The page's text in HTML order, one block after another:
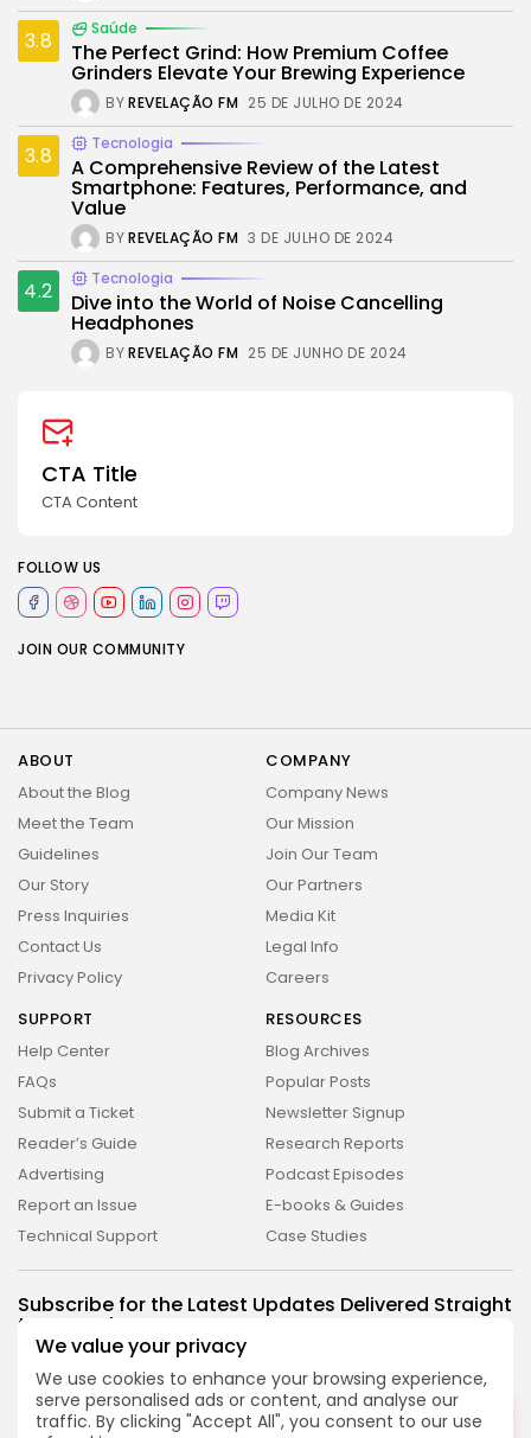
We value your privacy
We use cookies to enhance your browsing experience,
serve personalised ads or content, and analyse our
traffic. By clicking "Accept All", you consent to our use
3.8 Saúde
The Perfect Grind: How Premium Coffee
Grinders Elevate Your Brewing Experience
BYREVELAÇÃO FM 25 DE JULHO DE 2024
3.8 Tecnologia
A Comprehensive Review of the Latest
Smartphone: Features, Performance, and
Value
BYREVELAÇÃO FM 3 DE JULHO DE 2024
4.2 Tecnologia
Dive into the World of Noise Cancelling
Headphones
BYREVELAÇÃO FM 25 DE JUNHO DE 2024
CTA Title
CTA Content
FOLLOW US
JOIN OUR COMMUNITY
ABOUT
About the Blog
Meet the Team
Guidelines
Our Story
Press Inquiries
Contact Us
Privacy Policy
COMPANY
Company News
Our Mission
Join Our Team
Our Partners
Media Kit
Legal Info
Careers
SUPPORT
Help Center
FAQs
Submit a Ticket
Reader’s Guide
Advertising
Report an Issue
Technical Support
RESOURCES
Blog Archives
Popular Posts
Newsletter Signup
Research Reports
Podcast Episodes
E-books & Guides
Case Studies
Subscribe for the Latest Updates Delivered Straight
to Your Inbox
Follow Us
DESLIGADO